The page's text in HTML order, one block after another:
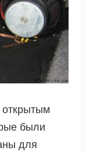
были
для